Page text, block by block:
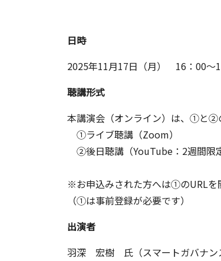
日時
2025年11月17日（月） 16：00～
聴講形式
本講演会（オンライン）は、①と②
①ライブ聴講（Zoom）
②後日聴講（YouTube：2週間限
※お申込みされた方へは①のURLを
（①は事前登録が必要です）
出演者
羽深 宏樹 氏（スマートガバナン